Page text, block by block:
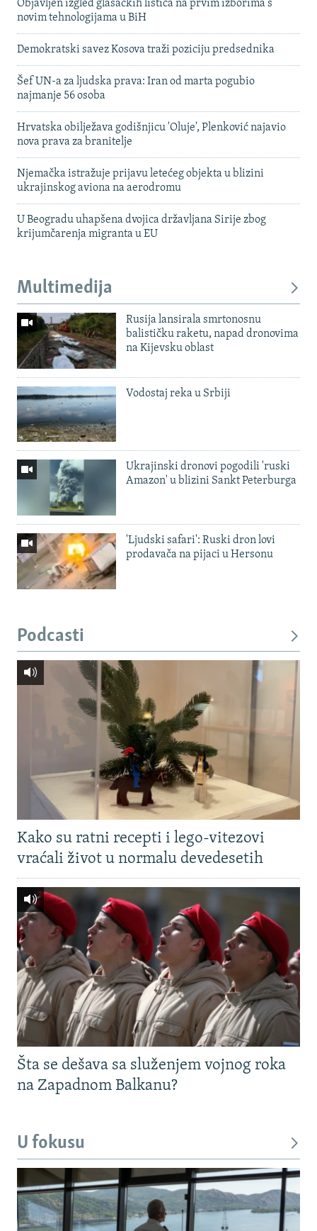
Objavljen izgled glasačkih listića na prvim izborima s
novim tehnologijama u BiH
Demokratski savez Kosova traži poziciju predsednika
Šef UN-a za ljudska prava: Iran od marta pogubio
najmanje 56 osoba
Hrvatska obilježava godišnjicu 'Oluje', Plenković najavio
nova prava za branitelje
Njemačka istražuje prijavu letećeg objekta u blizini
ukrajinskog aviona na aerodromu
U Beogradu uhapšena dvojica državljana Sirije zbog
krijumčarenja migranta u EU
Multimedija
Rusija lansirala smrtonosnu
balističku raketu, napad dronovima
na Kijevsku oblast
Vodostaj reka u Srbiji
Ukrajinski dronovi pogodili 'ruski
Amazon' u blizini Sankt Peterburga
'Ljudski safari': Ruski dron lovi
prodavača na pijaci u Hersonu
Podcasti
Kako su ratni recepti i lego-vitezovi
vraćali život u normalu devedesetih
Šta se dešava sa služenjem vojnog roka
na Zapadnom Balkanu?
U fokusu